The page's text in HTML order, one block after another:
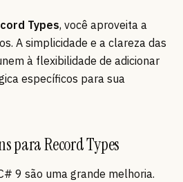
Types, você aproveita a
A simplicidade e a clareza das
à flexibilidade de adicionar
específicos para sua
para Record Types
9 são uma grande melhoria.